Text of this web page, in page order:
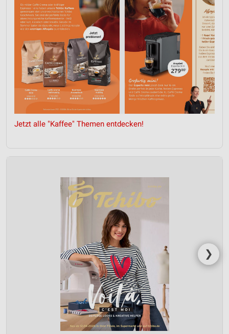
Jetzt alle "Kaffee" Themen entdecken!
❯
Verwendung von Profilen zur Auswahl
personalisierter Inhalte
Messung der Werbeleistung
Messung der Performance von Inhalten
Analyse von Zielgruppen durch Statistiken oder
Kombinationen von Daten aus verschiedenen
Quellen
Entwicklung und Verbesserung der Angebote
Verwendung genauer Standortdaten
Geräte anhand von aktiv angeforderten
Informationen identifizieren